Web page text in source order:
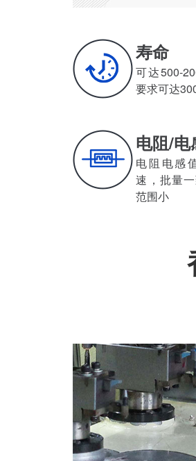
寿命
可达500-
要求可达
电阻/电
电阻电感值
速，批量
范围小